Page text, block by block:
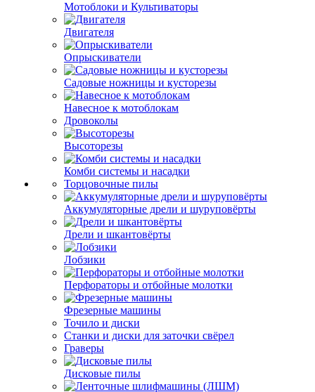
Мотоблоки и Культиваторы
Двигателя
Опрыскиватели
Садовые ножницы и кусторезы
Навесное к мотоблокам
Дровоколы
Высоторезы
Комби системы и насадки
Торцовочные пилы
Аккумуляторные дрели и шуруповёрты
Дрели и шкантовёрты
Лобзики
Перфораторы и отбойные молотки
Фрезерные машины
Точило и диски
Станки и диски для заточки свёрел
Граверы
Дисковые пилы